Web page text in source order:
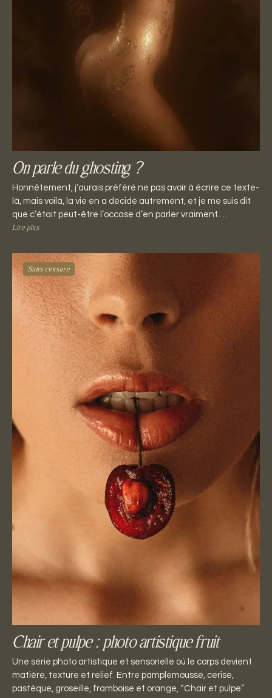
On parle du ghosting ?
Honnêtement, j’aurais préféré ne pas avoir à écrire ce texte-
là, mais voilà, la vie en a décidé autrement, et je me suis dit
que c’était peut-être l’occase d’en parler vraiment.…
Lire plus
Sans censure
Chair et pulpe : photo artistique fruit
Une série photo artistique et sensorielle où le corps devient
matière, texture et relief. Entre pamplemousse, cerise,
pastèque, groseille, framboise et orange, “Chair et pulpe”